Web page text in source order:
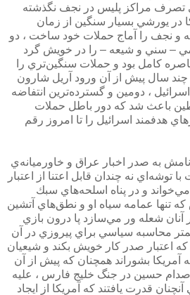
تصرف مراكز پليس در نجف نگذشته
در يورشي بسيار سنگين از زمان
و نجف را آماج حملات خود ساخت ، دو
– سني و شيعه – را در خويش گرد
كامل بود و حملات سنگين‌تري را
سال پيش از آن ورود آريل شارون
، دومين و گسترده‌ترين انتفاضه
باعث شد كه دور باطل حملات
هدفمند اسرائيل را تا امروز رقم
به صدر اخبار عراق و خاورميانه‌ي
توشه‌اي نه چندان قابل اعتنا از اعتبار
و در پناه اسلحه‌هاي سبك
تنها عمامه سياه او و نطق‌هاي آتشين
آنان شعله ور مي‌سازد پا درون بازي
محاسبه‌ سياسي براي پيروزي در آن
كه اعتبار صدر كار خويش بكند و شيعيان
بشوراند همچنان كه پيش از آن
صدام حسين در جنگ خليج فارس ، عليه
قدرت يافتند كه آمريكا از ايجاد